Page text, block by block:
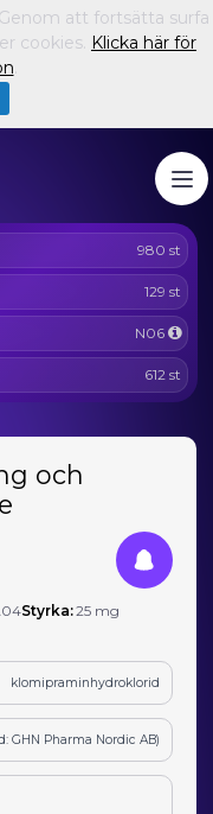
980 st
129 st
N06
612 st
och
Styrka:25 mg
klomipraminhydroklorid
GHN Pharma Nordic AB)
att fortsätta surfa
cookies. Klicka här för
.